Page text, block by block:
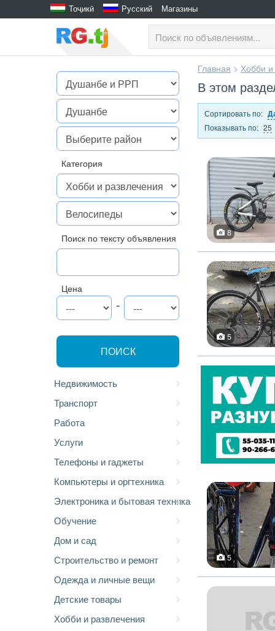
Тоҷикӣ Русский Магазины
Категория
Поиск по тексту объявления
Цена
-
ПОИСК
Недвижимость
Транспорт
Работа
Услуги
Телефоны и гаджеты
Компьютеры и оргтехника
Электроника и бытовая техника
Обучение
Дом и сад
Строительство и ремонт
Одежда и личные вещи
Детские товары
Хобби и развлечения
Главная > Хобби и
В этом
Сортировать по:
Показывать по: 25
8
5
5